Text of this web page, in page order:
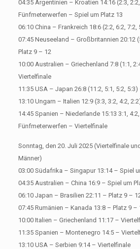
04:35 Argentinien – Kroatien 14:16 (2:3,
Fünfmeterwerfen – Spiel um Platz 13
06:10 China – Frankreich 18:6 (2:2, 6:2,
07:45 Neuseeland – Großbritannien 20:12
Platz 9 – 12
10:00 Australien – Griechenland 7:8 (1:1,
Viertelfinale
11:35 USA – Japan 26:8 (11:2, 5:1, 5:2,
13:10 Ungarn – Italien 12:9 (3:3, 3:2, 4:2,
14:45 Spanien – Niederlande 15:13 3:1,
Fünfmeterwerfen – Viertelfinale
Sonntag, den 20. Juli 2025 (Viertelfinale
Männer)
03:00 Südafrika – Singapur 13:14 – Spiel
04:35 Australien – China 16:9 – Spiel um
06:10 Japan – Brasilien 22:11 – Platz 9 –
07:45 Rumänien – Kanada 13:8 – Platz 9 –
10:00 Italien – Griechenland 11:17 –
11:35 Spanien – Montenegro 14:5 –
13:10 USA – Serbien 9:14 – Viertelfinale